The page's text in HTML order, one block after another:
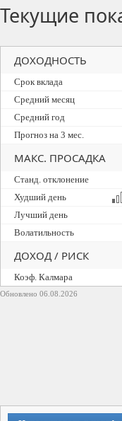
Текущие
Обновлено 06.08.2026
ДОХОДНОСТЬ
Срок вклада
Средний месяц
Средний год
Прогноз на 3 мес.
МАКС. ПРОСАДКА
Станд. отклонение
Худший день
Лучший день
Волатильность
ДОХОД / РИСК
Коэф. Калмара